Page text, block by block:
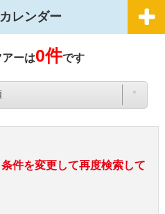
レンダー
ーは0件です
件を変更して再度検索して